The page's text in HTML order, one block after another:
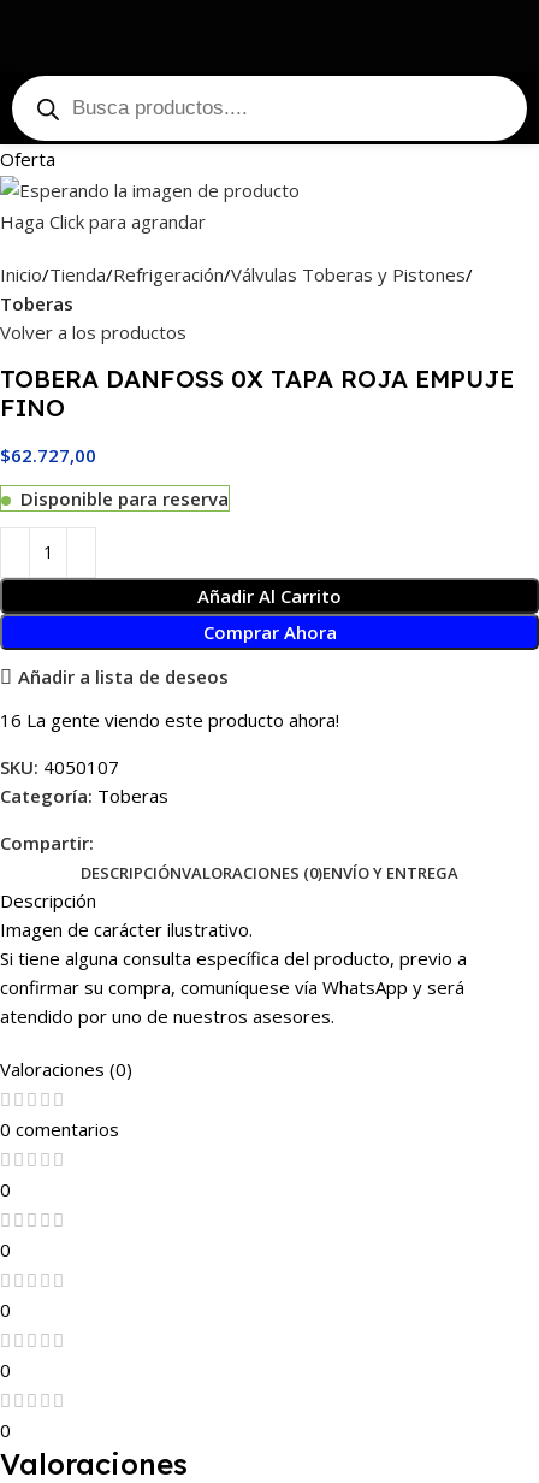
Oferta
Haga Click para agrandar
Inicio Tienda Refrigeración Válvulas Toberas y Pistones
Toberas
Volver a los productos
TOBERA DANFOSS 0X TAPA ROJA EMPUJE
FINO
$62.727,00
Disponible para reserva
Añadir Al Carrito
Comprar Ahora
Añadir a lista de deseos
16 La gente viendo este producto ahora!
SKU: 4050107
Categoría: Toberas
Compartir:
DESCRIPCIÓNVALORACIONES (0)ENVÍO Y ENTREGA
Descripción
Imagen de carácter ilustrativo.
Si tiene alguna consulta específica del producto, previo a
confirmar su compra, comuníquese vía WhatsApp y será
atendido por uno de nuestros asesores.
Valoraciones (0)
0 comentarios
0
0
0
0
0
Valoraciones